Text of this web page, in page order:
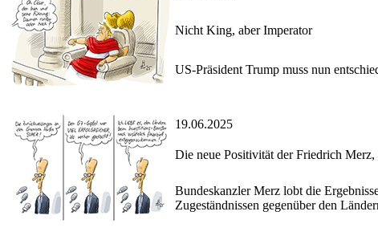
Nicht King, aber Imperator
US-Präsident Trump muss nun
19.06.2025
Die neue Positivität der Friedrich Merz,
Bundeskanzler Merz lobt die
Zugeständnissen gegenüber den